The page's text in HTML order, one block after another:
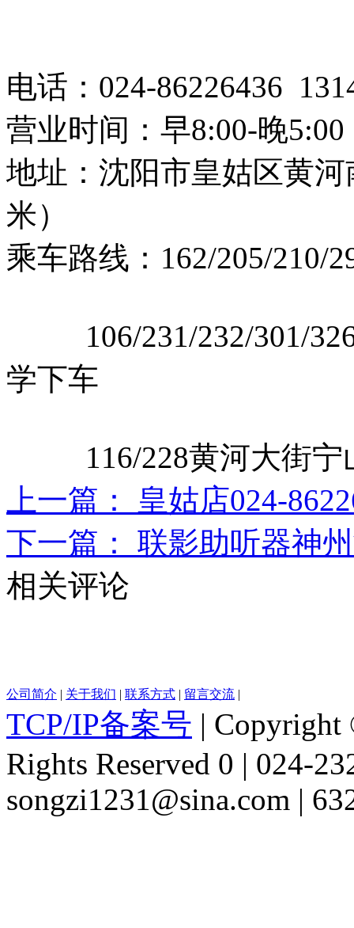
电话：024-86226436
营业时间：早8:00-晚5:00
地址：沈阳市皇姑区黄
米）
乘车路线：162/205/210/
106/231/232/301/326/
学下车
116/228黄河大街宁
上一篇： 皇姑店024-
下一篇： 联影助听器神
相关评论
公司简介 | 关于我们 | 联系方式 | 留言交流 |
TCP/IP备案号 | Copyright
Rights Reserved 0 | 024-
songzi1231@sina.com |